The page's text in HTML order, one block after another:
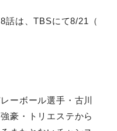
話は、TBSにて8/21（
ーボール選手・古川
豪・トリエステから